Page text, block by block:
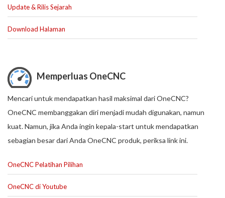
Update & Rilis Sejarah
Download Halaman
Memperluas OneCNC
Mencari untuk mendapatkan hasil maksimal dari OneCNC?
OneCNC membanggakan diri menjadi mudah digunakan, namun
kuat. Namun, jika Anda ingin kepala-start untuk mendapatkan
sebagian besar dari Anda OneCNC produk, periksa link ini.
OneCNC Pelatihan Pilihan
OneCNC di Youtube